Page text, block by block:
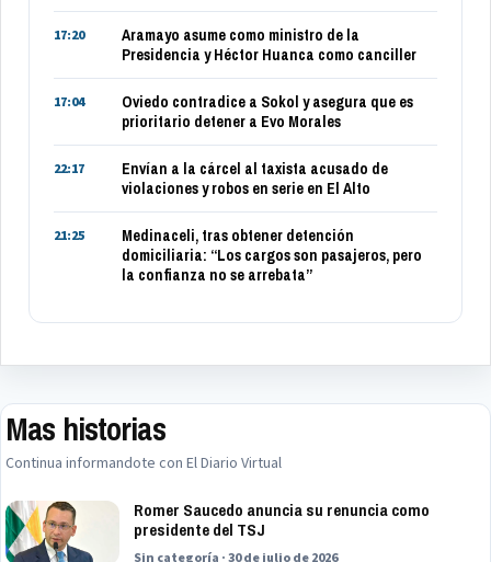
17:20
Aramayo asume como ministro de la
Presidencia y Héctor Huanca como canciller
17:04
Oviedo contradice a Sokol y asegura que es
prioritario detener a Evo Morales
22:17
Envían a la cárcel al taxista acusado de
violaciones y robos en serie en El Alto
21:25
Medinaceli, tras obtener detención
domiciliaria: “Los cargos son pasajeros, pero
la confianza no se arrebata”
Mas historias
Continua informandote con El Diario Virtual
Romer Saucedo anuncia su renuncia como
presidente del TSJ